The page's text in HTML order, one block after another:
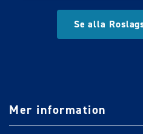
Se alla
Mer information